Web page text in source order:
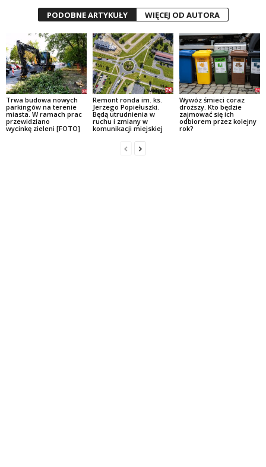
PODOBNE ARTYKUŁY WIĘCEJ OD AUTORA
Trwa budowa nowych
parkingów na terenie
miasta. W ramach prac
przewidziano
wycinkę zieleni [FOTO]
Remont ronda im. ks.
Jerzego Popiełuszki.
Będą utrudnienia w
ruchu i zmiany w
komunikacji miejskiej
Wywóz śmieci coraz
droższy. Kto będzie
zajmować się ich
odbiorem przez kolejny
rok?